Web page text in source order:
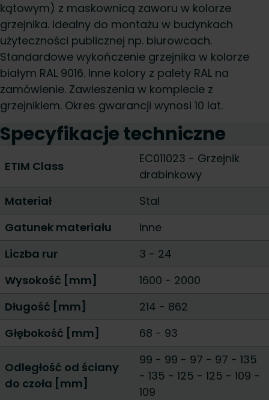
kątowym) z maskownicą zaworu w kolorze
grzejnika. Idealny do montażu w budynkach
użyteczności publicznej np. biurowcach.
Standardowe wykończenie grzejnika w kolorze
białym RAL 9016. Inne kolory z palety RAL na
zamówienie. Zawieszenia w komplecie z
grzejnikiem. Okres gwarancji wynosi 10 lat.
Specyfikacje techniczne
ETIM Class
EC011023 - Grzejnik
drabinkowy
Materiał
Stal
Gatunek materiału
Inne
Liczba rur
3 - 24
Wysokość [mm]
1600 - 2000
Długość [mm]
214 - 862
Głębokość [mm]
68 - 93
Odległość od ściany
do czoła [mm]
99 - 99 - 97 - 97 - 135
- 135 - 125 - 125 - 109 -
109